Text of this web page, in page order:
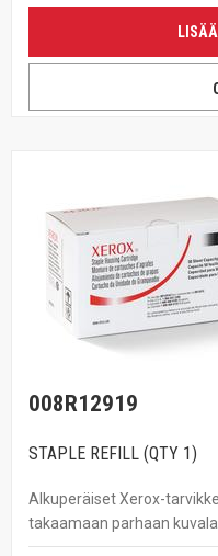
008R12919
STAPLE REFILL (QTY 1)
Alkuperäiset Xerox-
takaamaan parhaan